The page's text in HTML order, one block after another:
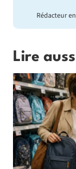
Rédacteur
Lire